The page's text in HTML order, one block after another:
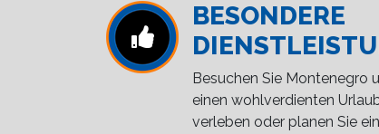
BESONDERE
Besuchen Sie Montenegro
einen wohlverdienten
verleben oder planen Sie